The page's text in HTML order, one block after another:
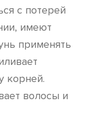
с потерей
имеют
применять
корней.
волосы и